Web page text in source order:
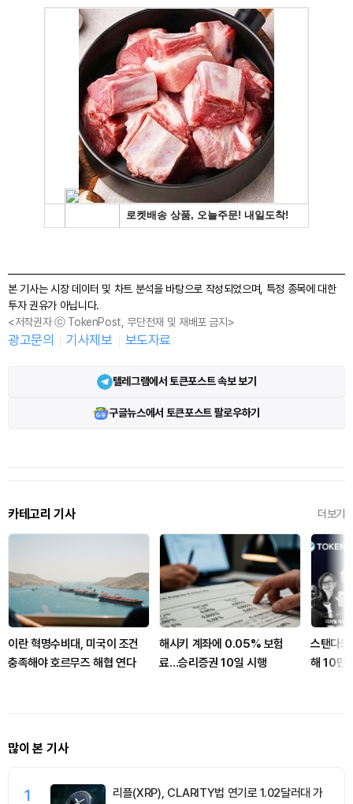
본 기사는 시장 데이터 및 차트 분석을 바탕으로 작성되었으며, 특정 종목에 대한
투자 권유가 아닙니다.
<저작권자 ⓒ TokenPost, 무단전재 및 재배포 금지>
광고문의 기사제보 보도자료
텔레그램에서 토큰포스트 속보 보기
구글뉴스에서 토큰포스트 팔로우하기
카테고리 기사 더보기
이란 혁명수비대, 미국이 조건
충족해야 호르무즈 해협 연다
해시키 계좌에 0.05% 보험
료…승리증권 10일 시행
스탠다
해 10만
많이 본 기사
1 리플(XRP), CLARITY법 연기로 1.02달러대 가